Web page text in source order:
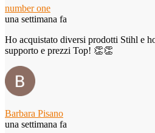
number one
una settimana fa
Ho acquistato diversi prodotti Stihl e
supporto e prezzi Top! 👏👏
Barbara Pisano
una settimana fa